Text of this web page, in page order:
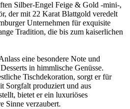
Silber-Engel Feige & Gold -mini-,
der mit 22 Karat Blattgold veredelt
Unternehmen für exquisite
Tradition, die bis zum kaiserlichen
eine besondere Note und
in himmlische Genüsse.
Tischdekoration, sorgt er für
Sorgfalt produziert und aus
bietet er ein luxuriöses
Sinne verzaubert.